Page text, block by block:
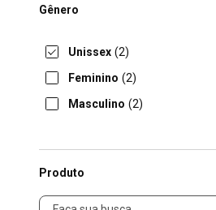
Gênero
Unissex (2)
Feminino (2)
Masculino (2)
Produto
Produto